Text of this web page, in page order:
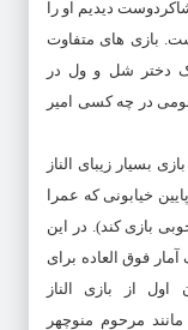
دیدیم او را
بازی های متفاوت
دختر شل و ول در
در چه کسی امیر
بسیار زیبای الناز
خیابونی که عمرا
بازی کند). در این
سالگی بازی در 11 فیلم یک آمار فوق العاده برای
از بازی الناز
مرحوم منوچهر